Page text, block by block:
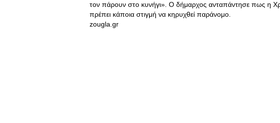
τον πάρουν στο κυνήγι». Ο δήμαρχος ανταπάντησε πως η
πρέπει κάποια στιγμή να κηρυχθεί παράνομο.
zougla.gr